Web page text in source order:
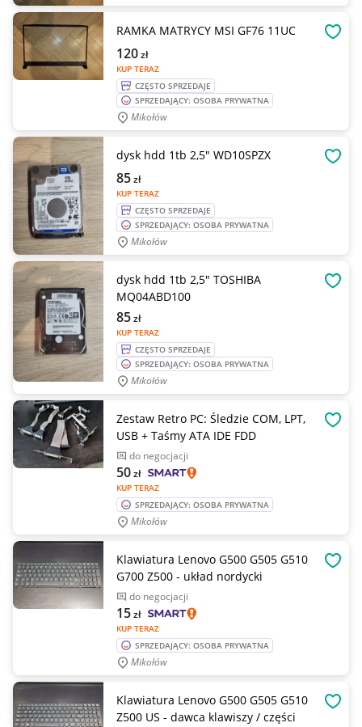
RAMKA MATRYCY MSI GF76 11UC
KUP TERAZ
120zł
CZĘSTO SPRZEDAJE
SPRZEDAJĄCY: OSOBA PRYWATNA
Mikołów
dysk hdd 1tb 2,5" WD10SPZX
KUP TERAZ
85zł
CZĘSTO SPRZEDAJE
SPRZEDAJĄCY: OSOBA PRYWATNA
Mikołów
dysk hdd 1tb 2,5" TOSHIBA
MQ04ABD100
KUP TERAZ
85zł
CZĘSTO SPRZEDAJE
SPRZEDAJĄCY: OSOBA PRYWATNA
Mikołów
Zestaw Retro PC: Śledzie COM, LPT,
USB + Taśmy ATA IDE FDD
do negocjacji
KUP TERAZ
50zł
SPRZEDAJĄCY: OSOBA PRYWATNA
Mikołów
Klawiatura Lenovo G500 G505 G510
G700 Z500 - układ nordycki
do negocjacji
KUP TERAZ
15zł
SPRZEDAJĄCY: OSOBA PRYWATNA
Mikołów
Klawiatura Lenovo G500 G505 G510
Z500 US - dawca klawiszy / części